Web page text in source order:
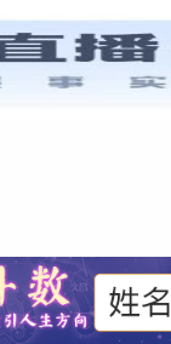
页 星情阐述